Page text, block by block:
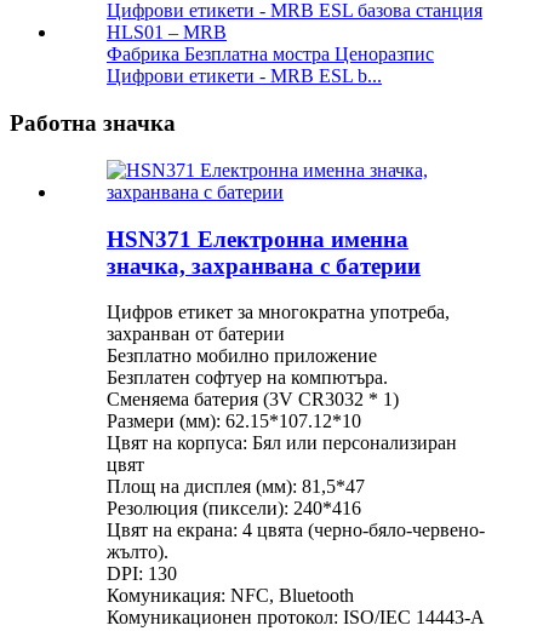
Фабрика Безплатна мостра Ценоразпис
Цифрови етикети - MRB ESL b...
Работна значка
HSN371 Електронна именна
значка, захранвана с батерии
Цифров етикет за многократна употреба,
захранван от батерии
Безплатно мобилно приложение
Безплатен софтуер на компютъра.
Сменяема батерия (3V CR3032 * 1)
Размери (мм): 62.15*107.12*10
Цвят на корпуса: Бял или персонализиран
цвят
Площ на дисплея (мм): 81,5*47
Резолюция (пиксели): 240*416
Цвят на екрана: 4 цвята (черно-бяло-червено-
жълто).
DPI: 130
Комуникация: NFC, Bluetooth
Комуникационен протокол: ISO/IEC 14443-A